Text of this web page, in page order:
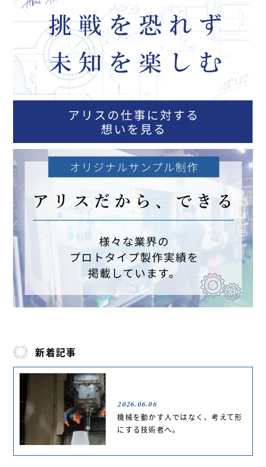
新着記事
2026.06.06
機械を動かす人ではなく、考えて形
にする技術者へ。